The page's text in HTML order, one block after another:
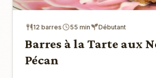
12 barres 55 min Débutant
Barres à la Tarte aux
Pécan